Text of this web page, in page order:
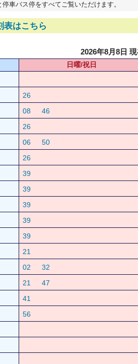
車バス停をすべてご覧いただけます。
表はこちら
2026年8月8日
日曜/祝日
26
08
46
26
06
50
26
39
39
39
39
39
21
02
32
21
47
41
56